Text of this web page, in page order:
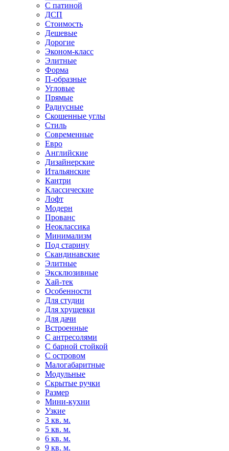
С патиной
ДСП
Стоимость
Дешевые
Дорогие
Эконом-класс
Элитные
Форма
П-образные
Угловые
Прямые
Радиусные
Скошенные углы
Стиль
Современные
Евро
Английские
Дизайнерские
Итальянские
Кантри
Классические
Лофт
Модерн
Прованс
Неоклассика
Минимализм
Под старину
Скандинавские
Элитные
Эксклюзивные
Хай-тек
Особенности
Для студии
Для хрущевки
Для дачи
Встроенные
С антресолями
С барной стойкой
С островом
Малогабаритные
Модульные
Скрытые ручки
Размер
Мини-кухни
Узкие
3 кв. м.
5 кв. м.
6 кв. м.
9 кв. м.